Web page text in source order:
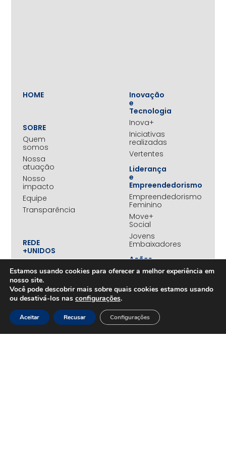
HOME
SOBRE
Quem
somos
Nossa
atuação
Nosso
impacto
Equipe
Transparência
REDE
+UNIDOS
Parceiros
institucionais
Empresas
associadas
Nossos
benefícios
Em
Inovação
e
Tecnologia
Inova+
Iniciativas
realizadas
Vertentes
Liderança
e
Empreendedorismo
Empreendedorismo
Feminino
Move+
Social
Jovens
Embaixadores
Ações
Emergenciais
pelo RS
Fundo
UNA+
Estamos usando cookies para oferecer a melhor experiência em
nosso site.
Você pode descobrir mais sobre quais cookies estamos usando
ou desativá-los nas configurações.
Aceitar Recusar Configurações